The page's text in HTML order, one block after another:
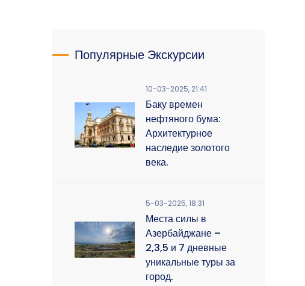
Популярные Экскурсии
10-03-2025, 21:41
Баку времен
нефтяного бума:
Архитектурное
наследие золотого
века.
5-03-2025, 18:31
Места силы в
Азербайджане –
2,3,5 и 7 дневные
уникальные туры за
город.